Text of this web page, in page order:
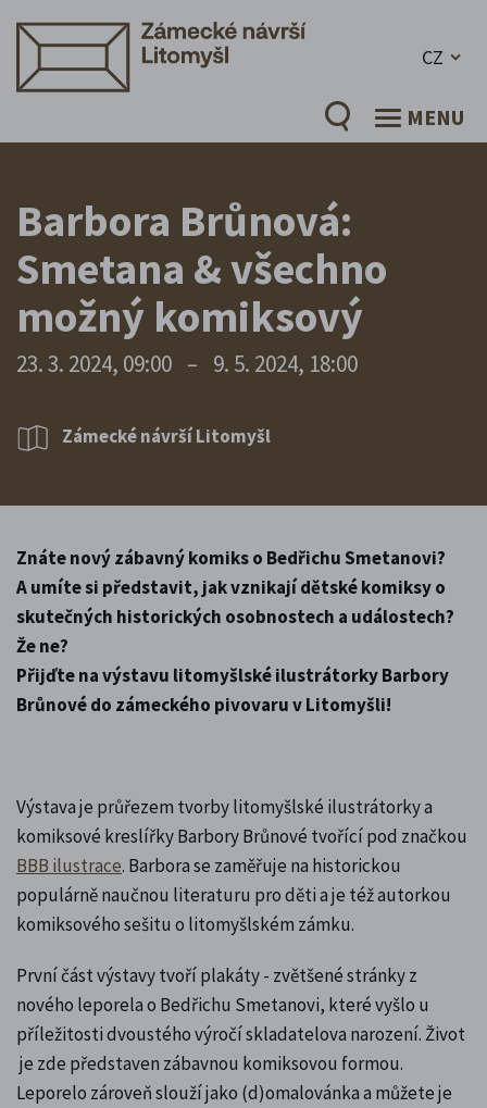
CZ
MENU
Barbora Brůnová:
Smetana & všechno
možný komiksový
23. 3. 2024, 09:00 – 9. 5. 2024, 18:00
Zámecké návrší Litomyšl
Znáte nový zábavný komiks o Bedřichu Smetanovi?
A umíte si představit, jak vznikají dětské komiksy o
skutečných historických osobnostech a událostech?
Že ne?
Přijďte na výstavu litomyšlské ilustrátorky Barbory
Brůnové do zámeckého pivovaru v Litomyšli!
Výstava je průřezem tvorby litomyšlské ilustrátorky a
komiksové kreslířky Barbory Brůnové tvořící pod značkou
BBB ilustrace. Barbora se zaměřuje na historickou
populárně naučnou literaturu pro děti a je též autorkou
komiksového sešitu o litomyšlském zámku.
První část výstavy tvoří plakáty - zvětšené stránky z
nového leporela o Bedřichu Smetanovi, které vyšlo u
příležitosti dvoustého výročí skladatelova narození. Život
je zde představen zábavnou komiksovou formou.
Leporelo zároveň slouží jako (d)omalovánka a můžete je